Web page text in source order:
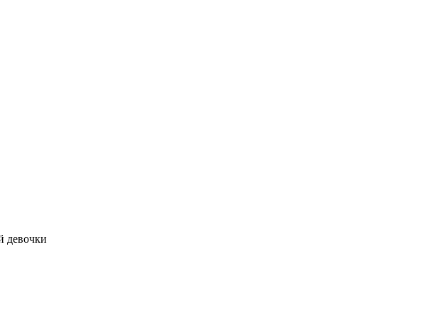
девочки